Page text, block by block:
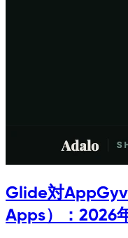
Glide対
Apps）：2026